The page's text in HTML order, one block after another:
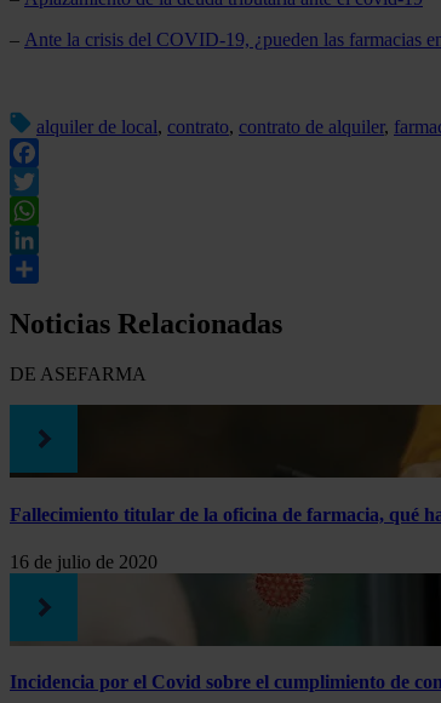
– Ante la crisis del COVID-19, ¿pueden las farmacias
alquiler de local, contrato, contrato de alquiler,
Facebook
Twitter
WhatsApp
LinkedIn
Noticias Relacionadas
DE ASEFARMA
Fallecimiento titular de la oficina de farmacia, qué
16 de julio de 2020
Incidencia por el Covid sobre el cumplimiento de